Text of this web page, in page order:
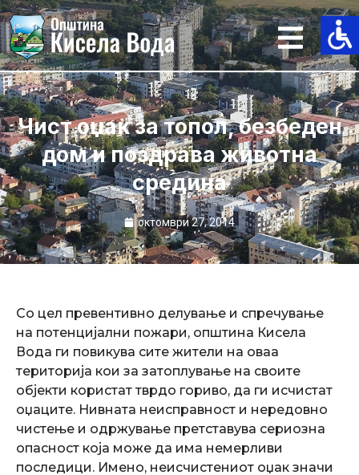
Skip
to
content
Чист оџак за топол, безбеден
дом и поздрава животна
средина
октомври 27, 2014
Со цел превентивно делување и спречување
на потенцијални пожари, општина Кисела
Вода ги повикува сите жители на оваа
територија кои за затоплување на своите
објекти користат тврдо гориво, да ги исчистат
оџаците. Нивната неисправност и нередовно
чистење и одржување претставува сериозна
опасност која може да има немерливи
последици. Имено, неисчистениот оџак значи